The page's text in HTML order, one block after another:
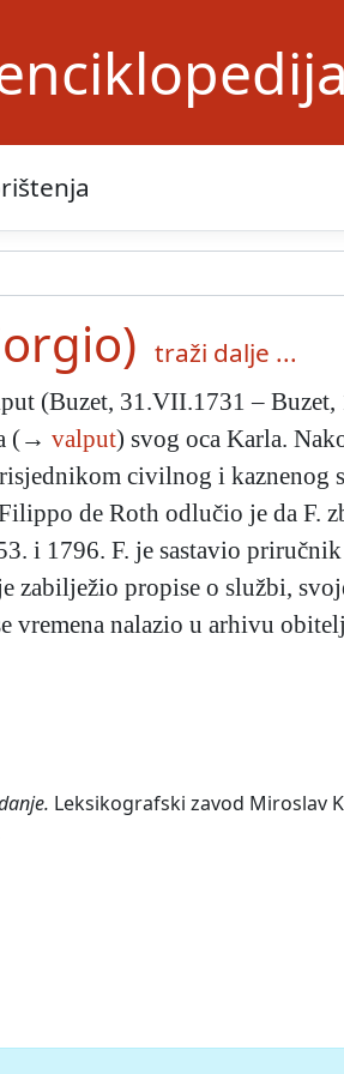
traži dalje ...
(Buzet, 31.VII.1731 –
(→ valput) svog oca Karla.
civilnog i kaznenog
de Roth odlučio je da F.
i 1796. F. je sastavio priručnik
zabilježio propise o službi,
nalazio u arhivu
Leksikografski zavod Miroslav